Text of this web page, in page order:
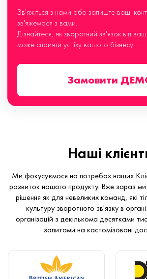
Зв'яжіться з нами або залиште ваші
зв'яжемося з вами.
Дізнайтеся, як зворотний зв'язок від
може сприяти успіху вашого бізнесу
Замовити
Наші
Ми фокусуємося на потребах наших
розвиток нашого продукту. Вже зараз ми
рішення як для невеликих команд, які
культуру зворотного зв'язку в
організацій з декількома десятками
запитами на кастомізовані